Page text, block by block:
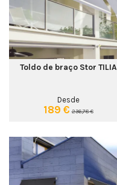
Toldo de braço Stor TILIA
Desde
189 € 236,78 €